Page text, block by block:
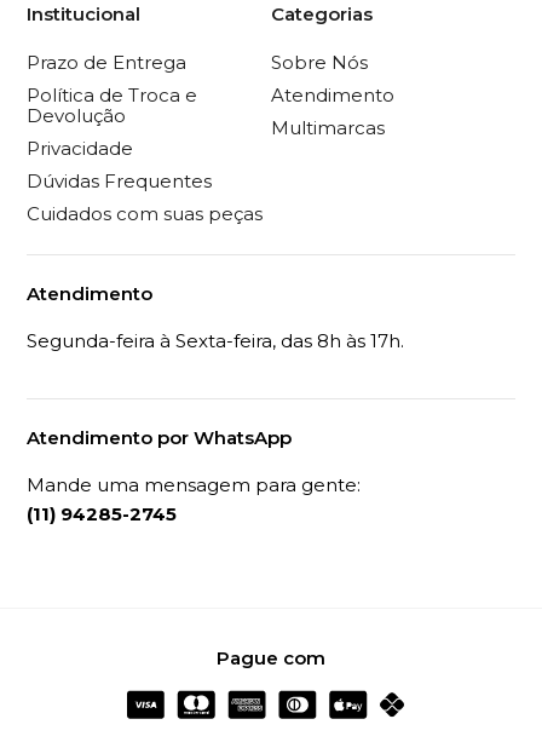
Institucional
Prazo de Entrega
Política de Troca e
Devolução
Privacidade
Dúvidas Frequentes
Cuidados com suas peças
Categorias
Sobre Nós
Atendimento
Multimarcas
Atendimento
Segunda-feira à Sexta-feira, das 8h às 17h.
Atendimento por WhatsApp
Mande uma mensagem para gente:
(11) 94285-2745
Pague com